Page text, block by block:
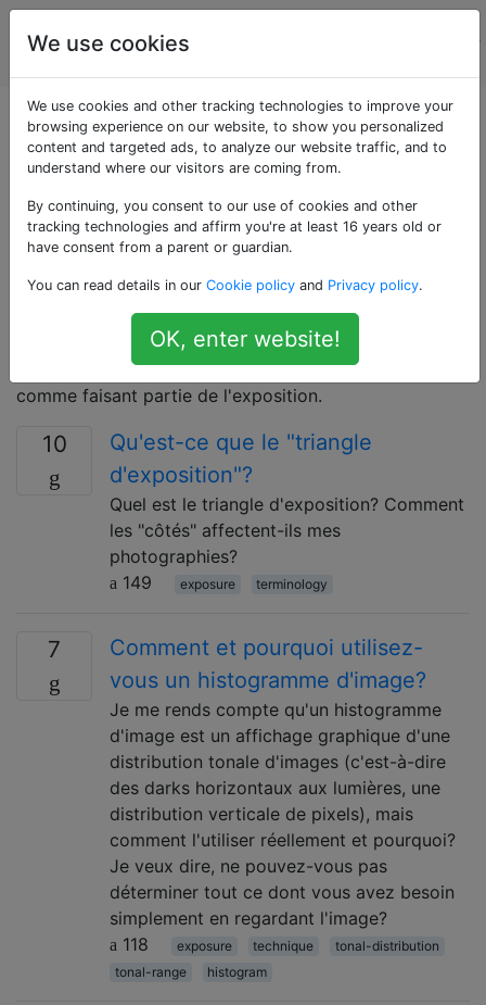
La
photographie
Questions marquées
«exposure»
L'exposition est la quantité totale de lumière qui peut
vue. Ceci est déterminé par le temps d'exposition
(vitesse d'obturation) et la quantité de lumière admise
(ouverture de l'objectif). Aujourd'hui, la sensibilité
capteur / film (vitesse ISO) est souvent considérée
comme faisant partie de l'exposition.
10
Qu'est-ce que le "triangle
d'exposition"?
Quel est le triangle d'exposition? Comment
les "côtés" affectent-ils mes
photographies?
149
exposure terminology
7
Comment et pourquoi utilisez-
vous un histogramme d'image?
Je me rends compte qu'un histogramme
d'image est un affichage graphique d'une
distribution tonale d'images (c'est-à-dire
des darks horizontaux aux lumières, une
distribution verticale de pixels), mais
comment l'utiliser réellement et pourquoi?
Je veux dire, ne pouvez-vous pas
déterminer tout ce dont vous avez besoin
simplement en regardant l'image?
118
exposure technique
tonal-distribution
tonal-range
histogram
We use cookies
We use cookies and other tracking technologies to improve your
browsing experience on our website, to show you personalized
content and targeted ads, to analyze our website traffic, and to
understand where our visitors are coming from.
By continuing, you consent to our use of cookies and other
tracking technologies and affirm you're at least 16 years old or
have consent from a parent or guardian.
You can read details in our Cookie policy and Privacy policy.
OK, enter website!